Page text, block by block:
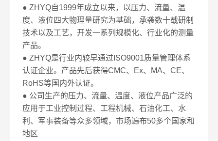
● ZHYQ自1999年成立以来，以压力、流量、温
度、液位四大物理量研究为基础，承袭数十载研制
技术以及工艺，开发一系列规模化、行业化的测量
产品。
● ZHYQ是行业内较早通过ISO9001质量管理体系
认证企业。产品先后获得CMC、Ex、MA、CE、
RoHS等国内外认证。
● 公司生产的压力、流量、温度、液位产品广泛的
应用于工业控制过程、工程机械、石油化工、水
利、军事装备等众多领域，市场遍布50多个国家和
地区